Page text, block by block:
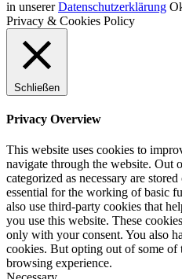
in unsererDatenschutzerklärung
Privacy & Cookies Policy
Schließen
Privacy Overview
This website uses cookies to
navigate through the website. Out
categorized as necessary are
essential for the working of basic
also use third-party cookies that
you use this website. These
only with your consent. You also
cookies. But opting out of some of
browsing experience.